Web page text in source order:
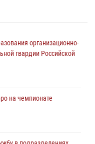
организационно-
гвардии Российской
на чемпионате